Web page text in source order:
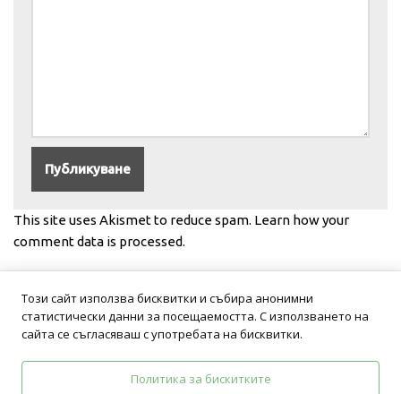
This site uses Akismet to reduce spam. Learn how your
comment data is processed.
Този сайт използва бисквитки и събира анонимни
статистически данни за посещаемостта. С използването на
сайта се съгласяваш с употребата на бисквитки.
Политика за бискитките